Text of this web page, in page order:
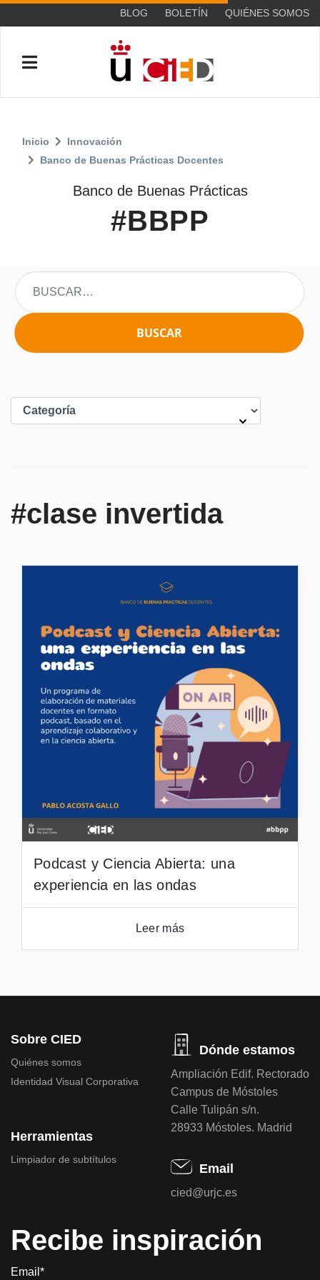
BLOG BOLETÍN QUIÉNES SOMOS
#BBPP
Banco de Buenas Prácticas
Inicio
Innovación
Banco de Buenas Prácticas Docentes
BUSCAR
#clase invertida
Podcast y Ciencia Abierta: una
experiencia en las ondas
Leer más
Sobre CIED
Quiénes somos
Identidad Visual Corporativa
Herramientas
Limpiador de subtítulos
Dónde estamos
Ampliación Edif. Rectorado
Campus de Móstoles
Calle Tulipán s/n.
28933 Móstoles. Madrid
Email
cied@urjc.es
Recibe inspiración
Email*